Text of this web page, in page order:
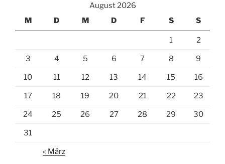
August 2026
M
D M D F S S
1 2
3 4 5 6 7 8 9
10 11 12 13 14 15 16
17 18 19 20 21 22 23
24 25 26 27 28 29 30
31
« März